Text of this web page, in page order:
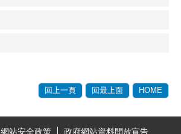
回上一頁 回最上面 HOME
網站安全政策 政府網站資料開放宣告